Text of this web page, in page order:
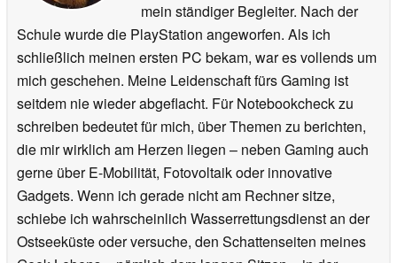
mein ständiger Begleiter. Nach der
Schule wurde die PlayStation angeworfen. Als ich
schließlich meinen ersten PC bekam, war es vollends um
mich geschehen. Meine Leidenschaft fürs Gaming ist
seitdem nie wieder abgeflacht. Für Notebookcheck zu
schreiben bedeutet für mich, über Themen zu berichten,
die mir wirklich am Herzen liegen – neben Gaming auch
gerne über E-Mobilität, Fotovoltaik oder innovative
Gadgets. Wenn ich gerade nicht am Rechner sitze,
schiebe ich wahrscheinlich Wasserrettungsdienst an der
Ostseeküste oder versuche, den Schattenseiten meines